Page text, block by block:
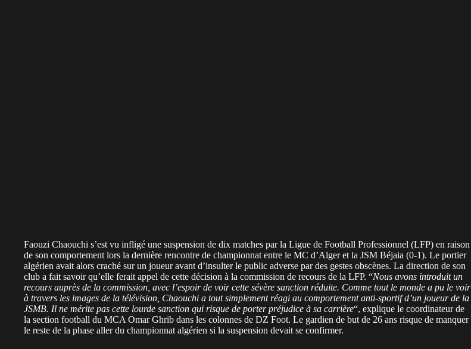
Faouzi Chaouchi s’est vu infligé une suspension de dix matches par la Ligue de Football Professionnel (LFP) en raison
de son comportement lors la dernière rencontre de championnat entre le MC d’Alger et la JSM Béjaia (0-1). Le portier
algérien avait alors craché sur un joueur avant d’insulter le public adverse par des gestes obscènes. La direction de son
club a fait savoir qu’elle ferait appel de cette décision à la commission de recours de la LFP. “Nous avons introduit un
recours auprès de la commission, avec l’espoir de voir cette sévère sanction réduite. Comme tout le monde a pu le voir
à travers les images de la télévision, Chaouchi a tout simplement réagi au comportement anti-sportif d’un joueur de la
JSMB. Il ne mérite pas cette lourde sanction qui risque de porter préjudice à sa carrière“, explique le coordinateur de
la section football du MCA Omar Ghrib dans les colonnes de DZ Foot. Le gardien de but de 26 ans risque de manquer
le reste de la phase aller du championnat algérien si la suspension devait se confirmer.